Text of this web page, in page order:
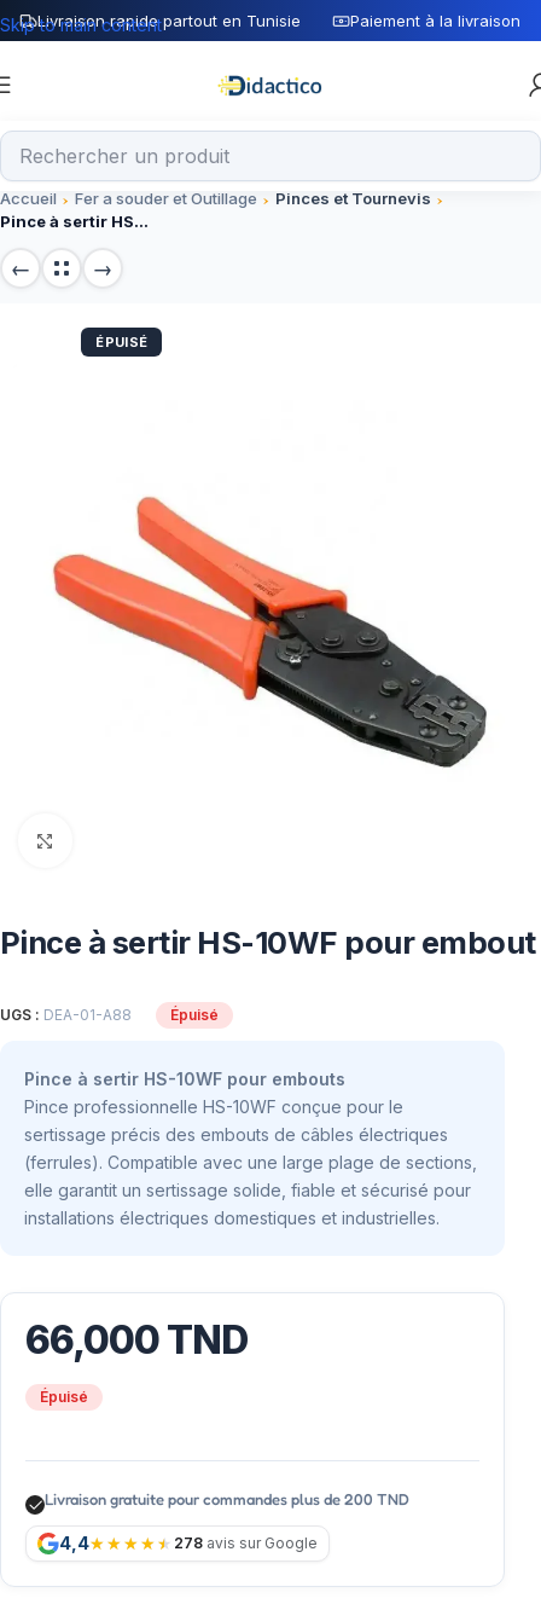
Livraison rapide partout en Tunisie Paiement à la livraison
Skip to main content
Accueil Fer a souder et Outillage
Pinces et Tournevis
Pince à sertir HS-10WF pour embout
ÉPUISÉ
Pince à sertir HS-10WF pour embout
UGS : DEA-01-A88 Épuisé
Pince à sertir HS-10WF pour embouts
Pince professionnelle HS-10WF conçue pour le
sertissage précis des embouts de câbles électriques
(ferrules). Compatible avec une large plage de sections,
elle garantit un sertissage solide, fiable et sécurisé pour
installations électriques domestiques et industrielles.
66,000TND
Épuisé
Livraison gratuite pour commandes plus de 200 TND
4,4 278 avis sur Google